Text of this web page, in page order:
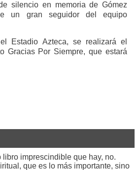
silencio en memoria de Gómez
un gran seguidor del equipo
Estadio Azteca, se realizará el
Gracias Por Siempre, que estará
libro imprescindible que hay, no.
que es lo más importante, sino